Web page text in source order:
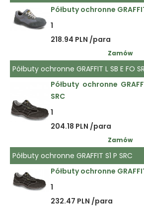
Półbuty ochronne
1
218.94 PLN /para
Zamów
Półbuty ochronne GRAFFIT L SB E FO
Półbuty ochronne
SRC
1
204.18 PLN /para
Zamów
Półbuty ochronne GRAFFIT S1 P SRC
Półbuty ochronne
1
232.47 PLN /para